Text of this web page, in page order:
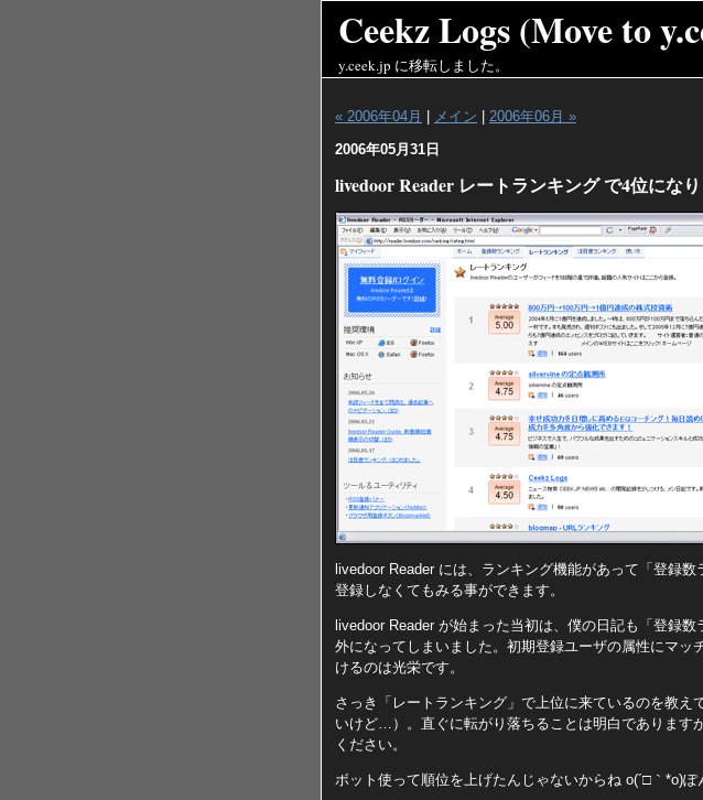
Ceekz Logs (Move to
y.ceek.jp に移転しました。
« 2006年04月 メイン
2006年06月 »
2006年05月31日
livedoor Reader レートランキング で4位にな
livedoor Reader には、ランキング機能があって「登録
登録しなくてもみる事ができます。
livedoor Reader が始まった当初は、僕の日記も「登録
外になってしまいました。初期登録ユーザの属性にマ
けるのは光栄です。
さっき「レートランキング」で上位に来ているのを教
いけど…）。直ぐに転がり落ちることは明白であります
ください。
ボット使って順位を上げたんじゃないからね o(´□｀*o)ぽ